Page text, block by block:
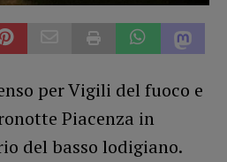
per Vigili del fuoco e
Piacenza in
del basso lodigiano.